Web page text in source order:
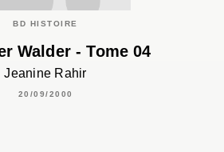
BD HISTOIRE
Walder - Tome 04
Jeanine Rahir
20/09/2000